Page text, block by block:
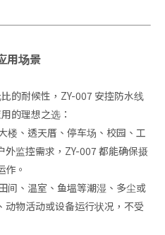
用场景
的耐候性，ZY-007 安控防水线
的理想之选：
楼、透天厝、停车场、校园、工
监控需求，ZY-007 都能确保摄
作。
间、温室、鱼塭等潮湿、多尘或
动物活动或设备运行状况，不受